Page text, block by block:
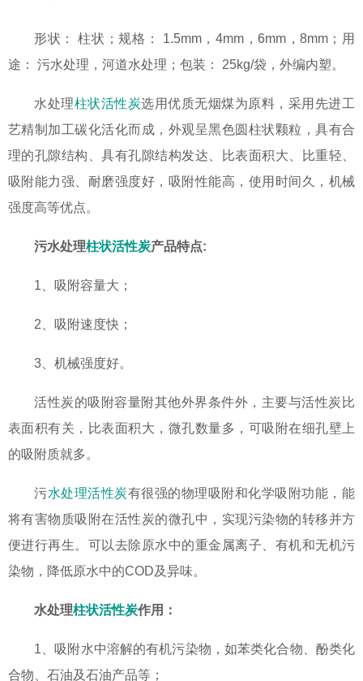
形状： 柱状；规格： 1.5mm，4mm，6mm，8mm；用
途： 污水处理，河道水处理；包装： 25kg/袋，外编内塑。
水处理柱状活性炭选用优质无烟煤为原料，采用先进工
艺精制加工碳化活化而成，外观呈黑色圆柱状颗粒，具有合
理的孔隙结构、具有孔隙结构发达、比表面积大、比重轻、
吸附能力强、耐磨强度好，吸附性能高，使用时间久，机械
强度高等优点。
污水处理柱状活性炭产品特点:
1、吸附容量大；
2、吸附速度快；
3、机械强度好。
活性炭的吸附容量附其他外界条件外，主要与活性炭比
表面积有关，比表面积大，微孔数量多，可吸附在细孔壁上
的吸附质就多。
污水处理活性炭有很强的物理吸附和化学吸附功能，能
将有害物质吸附在活性炭的微孔中，实现污染物的转移并方
便进行再生。可以去除原水中的重金属离子、有机和无机污
染物，降低原水中的COD及异味。
水处理柱状活性炭作用：
1、吸附水中溶解的有机污染物，如苯类化合物、酚类化
合物、石油及石油产品等；